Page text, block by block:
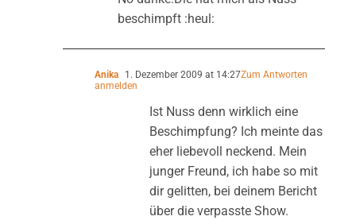
beschimpft :heul:
Anika 1. Dezember 2009 at 14:27Zum Antworten
anmelden
Ist Nuss denn wirklich eine
Beschimpfung? Ich meinte das
eher liebevoll neckend. Mein
junger Freund, ich habe so mit
dir gelitten, bei deinem Bericht
über die verpasste Show.